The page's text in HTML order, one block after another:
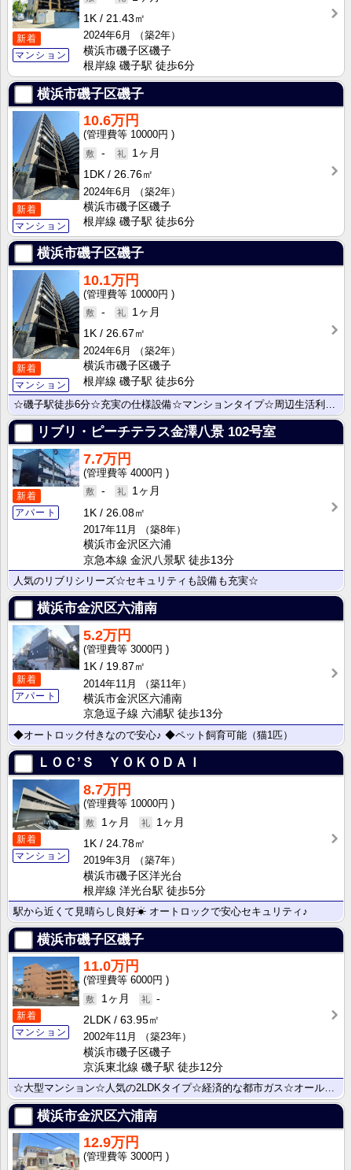
新着
マンション
1K
21.43㎡
2024年6月
（築2年）
横浜市磯子区磯子
根岸線 磯子駅 徒歩6分
横浜市磯子区磯子
新着
マンション
10.6万円
10000円
-
1ヶ月
1DK
26.76㎡
2024年6月
（築2年）
横浜市磯子区磯子
根岸線 磯子駅 徒歩6分
横浜市磯子区磯子
新着
マンション
10.1万円
10000円
-
1ヶ月
1K
26.67㎡
2024年6月
（築2年）
横浜市磯子区磯子
根岸線 磯子駅 徒歩6分
☆磯子駅徒歩6分☆充実の仕様設備☆マンションタイプ☆周辺生活利便施設充実☆
リブリ・ピーチテラス金澤八景 102号室
新着
アパート
7.7万円
4000円
-
1ヶ月
1K
26.08㎡
2017年11月
（築8年）
横浜市金沢区六浦
京急本線 金沢八景駅 徒歩13分
人気のリブリシリーズ☆セキュリティも設備も充実☆
横浜市金沢区六浦南
新着
アパート
5.2万円
3000円
1K
19.87㎡
2014年11月
（築11年）
横浜市金沢区六浦南
京急逗子線 六浦駅 徒歩13分
◆オートロック付きなので安心♪ ◆ペット飼育可能（猫1匹）
ＬＯＣ’Ｓ ＹＯＫＯＤＡＩ
新着
マンション
8.7万円
10000円
1ヶ月
1ヶ月
1K
24.78㎡
2019年3月
（築7年）
横浜市磯子区洋光台
根岸線 洋光台駅 徒歩5分
駅から近くて見晴らし良好☀ オートロックで安心セキュリティ♪
横浜市磯子区磯子
新着
マンション
11.0万円
6000円
1ヶ月
-
2LDK
63.95㎡
2002年11月
（築23年）
横浜市磯子区磯子
京浜東北線 磯子駅 徒歩12分
横浜市金沢区六浦南
12.9万円
3000円